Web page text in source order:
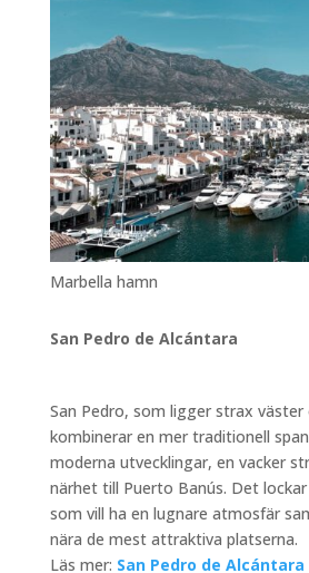
Marbella hamn
San Pedro de Alcántara
San Pedro, som ligger strax väster
kombinerar en mer traditionell
moderna utvecklingar, en vacker
närhet till Puerto Banús. Det
som vill ha en lugnare atmosfär
nära de mest attraktiva platserna.
Läs mer: San Pedro de Alcántara